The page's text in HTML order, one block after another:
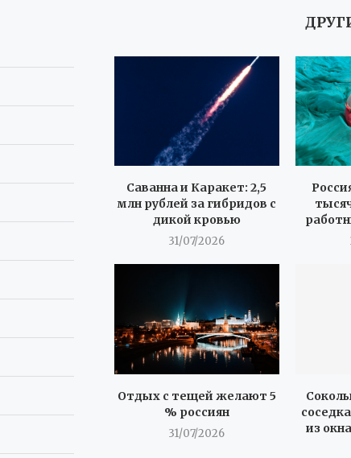
Саванна и Каракет: 2,5
млн рублей за гибридов с
дикой кровью
31/07/2026
Отдых с тещей желают 5
% россиян
31/07/2026
из